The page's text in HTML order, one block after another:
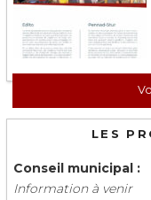
LES
Conseil municipal :
Information à venir